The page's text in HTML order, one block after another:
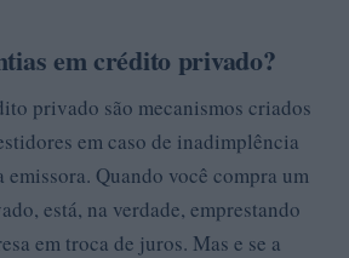
em crédito privado?
privado são mecanismos criados
em caso de inadimplência
emissora. Quando você compra um
está, na verdade, emprestando
em troca de juros. Mas e se a